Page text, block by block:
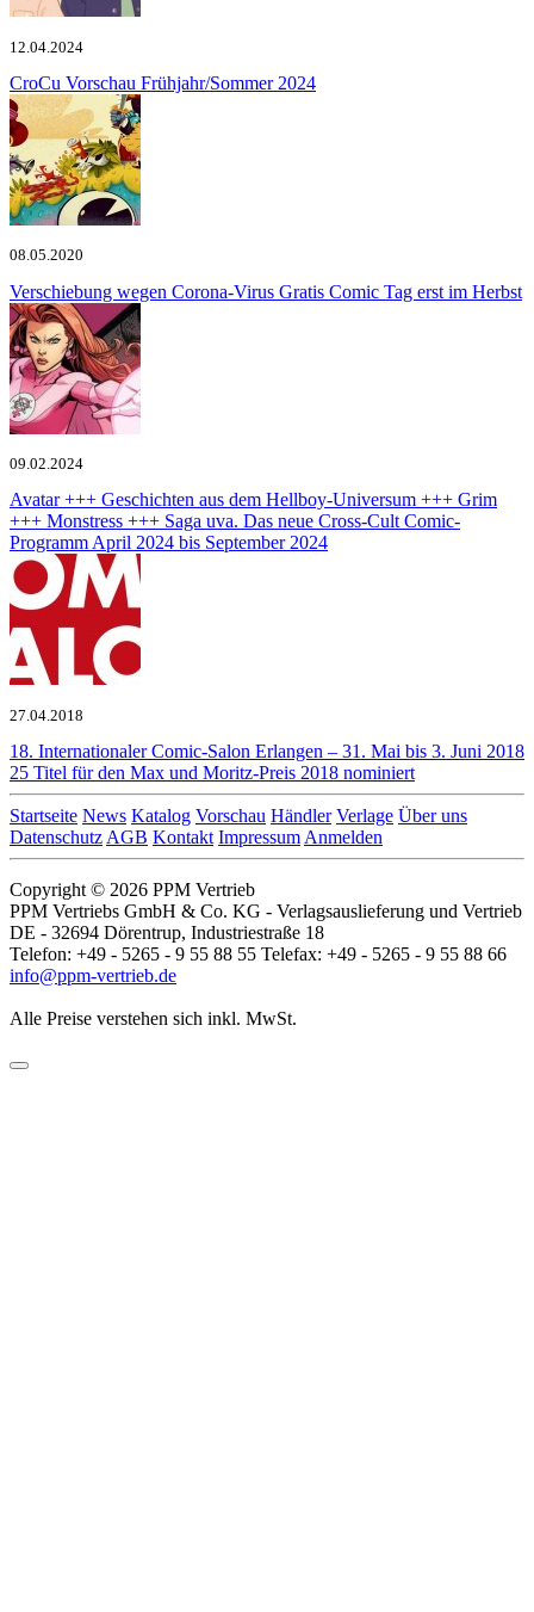
12.04.2024
CroCu Vorschau Frühjahr/Sommer 2024
08.05.2020
Verschiebung wegen Corona-Virus Gratis Comic Tag erst im Herbst
09.02.2024
Avatar +++ Geschichten aus dem Hellboy-Universum +++ Grim
+++ Monstress +++ Saga uva. Das neue Cross-Cult Comic-
Programm April 2024 bis September 2024
27.04.2018
18. Internationaler Comic-Salon Erlangen – 31. Mai bis 3. Juni 2018
25 Titel für den Max und Moritz-Preis 2018 nominiert
Startseite News Katalog Vorschau Händler Verlage Über uns
Datenschutz AGB Kontakt Impressum Anmelden
Copyright © 2026 PPM Vertrieb
PPM Vertriebs GmbH & Co. KG - Verlagsauslieferung und Vertrieb
DE - 32694 Dörentrup, Industriestraße 18
Telefon: +49 - 5265 - 9 55 88 55 Telefax: +49 - 5265 - 9 55 88 66
info@ppm-vertrieb.de
Alle Preise verstehen sich inkl. MwSt.